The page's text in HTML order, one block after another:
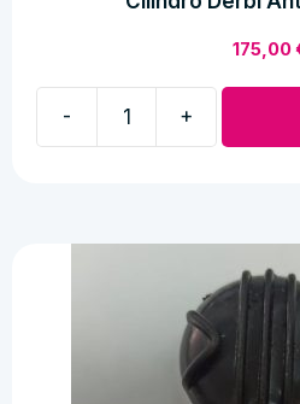
175,00
-
cantidad
+